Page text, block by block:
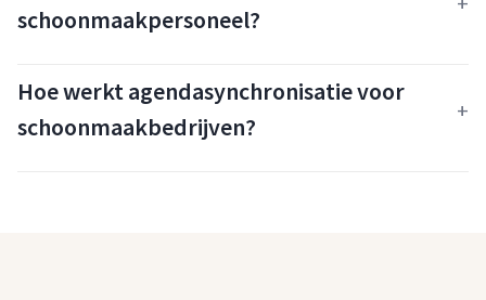
schoonmaakpersoneel?
Hoe werkt agendasynchronisatie voor
schoonmaakbedrijven?